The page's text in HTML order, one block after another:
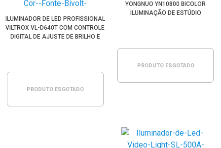
ILUMINADOR DE LED PROFISSIONAL
VILTROX VL-D640T COM CONTROLE
DIGITAL DE AJUSTE DE BRILHO E
PRODUTO ESGOTADO
YONGNUO YN10800 BICOLOR
ILUMINAÇÃO DE ESTÚDIO
PRODUTO ESGOTADO